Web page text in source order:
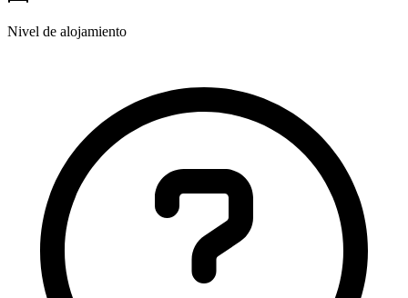
Nivel de alojamiento